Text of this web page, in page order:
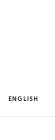
ENGLISH